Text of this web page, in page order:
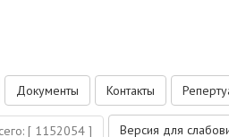
Документы Контакты
[ 1152054 ] Версия для